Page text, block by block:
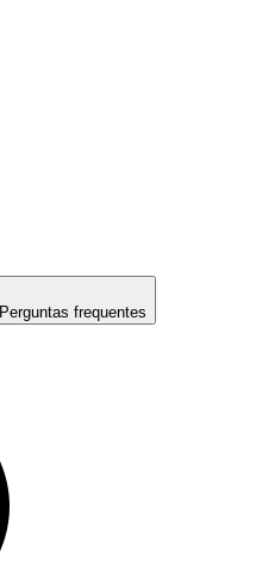
Perguntas frequentes